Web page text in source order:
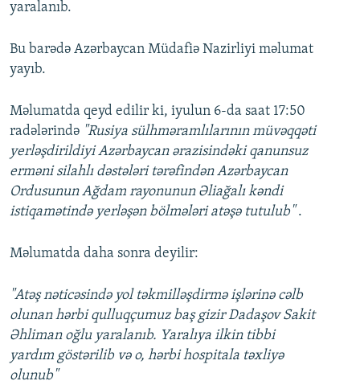
yaralanıb.
Bu barədə Azərbaycan Müdafiə Nazirliyi məlumat
yayıb.
Məlumatda qeyd edilir ki, iyulun 6-da saat 17:50
radələrində "Rusiya sülhməramlılarının müvəqqəti
yerləşdirildiyi Azərbaycan ərazisindəki qanunsuz
erməni silahlı dəstələri tərəfindən Azərbaycan
Ordusunun Ağdam rayonunun Əliağalı kəndi
istiqamətində yerləşən bölmələri atəşə tutulub".
Məlumatda daha sonra deyilir:
"Atəş nəticəsində yol təkmilləşdirmə işlərinə cəlb
olunan hərbi qulluqçumuz baş gizir Dadaşov Sakit
Əhliman oğlu yaralanıb. Yaralıya ilkin tibbi
yardım göstərilib və o, hərbi hospitala təxliyə
olunub"